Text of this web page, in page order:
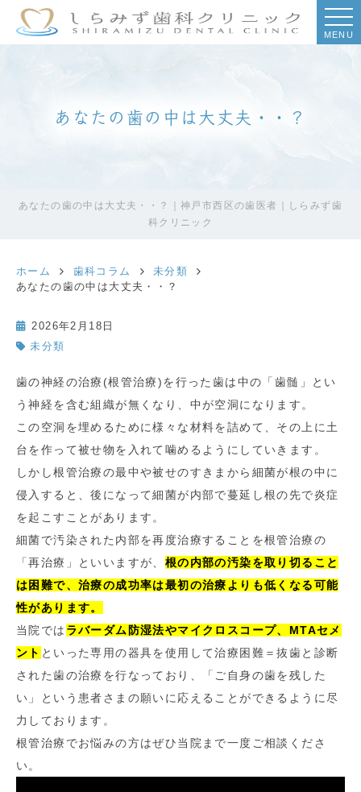
MENU
あなたの歯の中は大丈夫・・？
あなたの歯の中は大丈夫・・？｜神戸市西区の歯医者｜しらみず歯
科クリニック
ホーム 歯科コラム
未分類
あなたの歯の中は大丈夫・・？
2026年2月18日
未分類
歯の神経の治療(根管治療)を行った歯は中の「歯髄」とい
う神経を含む組織が無くなり、中が空洞になります。
この空洞を埋めるために様々な材料を詰めて、その上に土
台を作って被せ物を入れて噛めるようにしていきます。
しかし根管治療の最中や被せのすきまから細菌が根の中に
侵入すると、後になって細菌が内部で蔓延し根の先で炎症
を起こすことがあります。
細菌で汚染された内部を再度治療することを根管治療の
「再治療」といいますが、 根の内部の汚染を取り切ること
は困難で、治療の成功率は最初の治療よりも低くなる可能
性があります。
当院では ラバーダム防湿法やマイクロスコープ、MTAセメ
ント といった専用の器具を使用して治療困難＝抜歯と診断
された歯の治療を行なっており、「ご自身の歯を残した
い」という患者さまの願いに応えることができるように尽
力しております。
根管治療でお悩みの方はぜひ当院まで一度ご相談くださ
い。